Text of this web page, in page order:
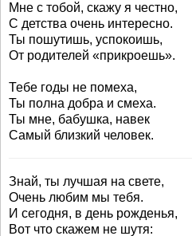
Мне с тобой, скажу я честно,
С детства очень интересно.
Ты пошутишь, успокоишь,
От родителей «прикроешь».
Тебе годы не помеха,
Ты полна добра и смеха.
Ты мне, бабушка, навек
Самый близкий человек.
Знай, ты лучшая на свете,
Очень любим мы тебя.
И сегодня, в день рожденья,
Вот что скажем не шутя: